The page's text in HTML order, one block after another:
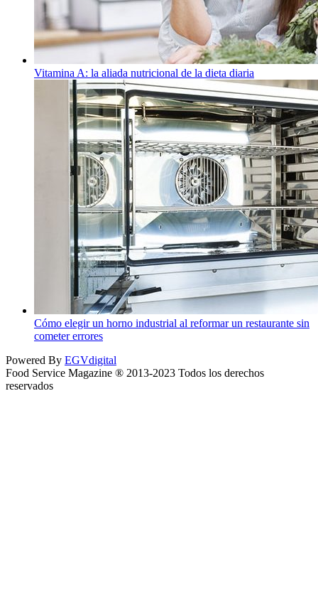
Vitamina A: la aliada nutricional de la dieta diaria
Cómo elegir un horno industrial al reformar un restaurante sin
cometer errores
Powered By EGVdigital
Food Service Magazine ® 2013-2023 Todos los derechos
reservados